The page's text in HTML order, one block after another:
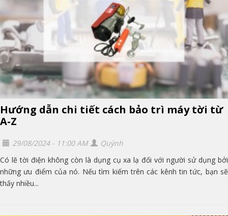
Hướng dẫn chi tiết cách bảo trì máy tời từ
A-Z
29/08/2024 - 11:00 AM
Quỳnh
Có lẽ tời điện không còn là dụng cụ xa lạ đối với người sử dụng bởi
những ưu điểm của nó. Nếu tìm kiếm trên các kênh tin tức, bạn sẽ
thấy nhiều...